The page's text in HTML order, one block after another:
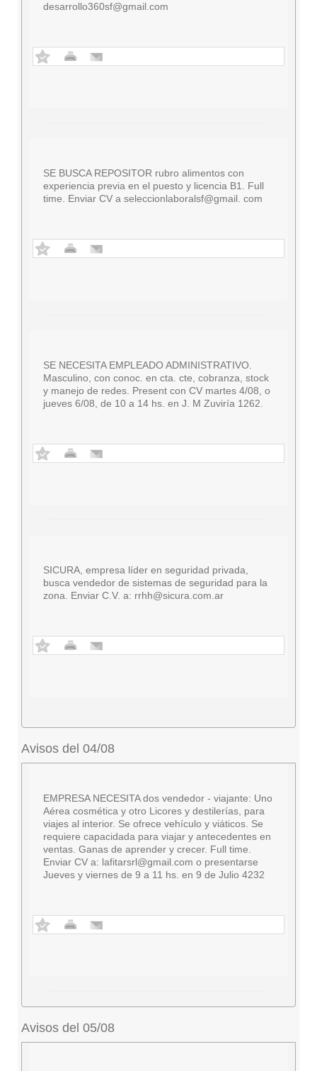
desarrollo360sf@gmail.com
SE BUSCA REPOSITOR rubro alimentos con
experiencia previa en el puesto y licencia B1. Full
time. Enviar CV a seleccionlaboralsf@gmail. com
SE NECESITA EMPLEADO ADMINISTRATIVO.
Masculino, con conoc. en cta. cte, cobranza, stock
y manejo de redes. Present con CV martes 4/08, o
jueves 6/08, de 10 a 14 hs. en J. M Zuviría 1262.
SICURA, empresa líder en seguridad privada,
busca vendedor de sistemas de seguridad para la
zona. Enviar C.V. a: rrhh@sicura.com.ar
Avisos del 04/08
EMPRESA NECESITA dos vendedor - viajante: Uno
Aérea cosmética y otro Licores y destilerías, para
viajes al interior. Se ofrece vehículo y viáticos. Se
requiere capacidada para viajar y antecedentes en
ventas. Ganas de aprender y crecer. Full time.
Enviar CV a: lafitarsrl@gmail.com o presentarse
Jueves y viernes de 9 a 11 hs. en 9 de Julio 4232
Avisos del 05/08